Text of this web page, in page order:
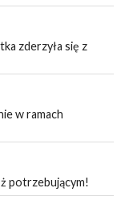
zderzyła się z
w ramach
potrzebującym!